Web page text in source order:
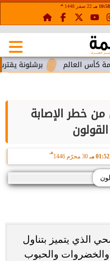
10:58 مـ 22 صفر 1448 هـ
برشلونة يقترب من
خطر الإصابة
01:52 مـ 30 محرّم 1446
هـ
الذي يتميز بتناول
والخضروات والحبوب